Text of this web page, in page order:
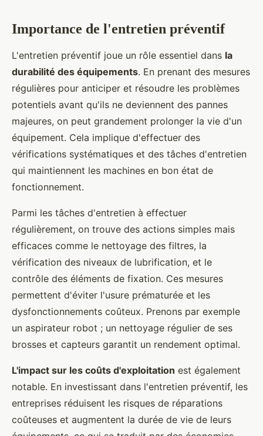
Importance de l'entretien préventif
L'entretien préventif joue un rôle essentiel dans la
durabilité des équipements. En prenant des mesures
régulières pour anticiper et résoudre les problèmes
potentiels avant qu'ils ne deviennent des pannes
majeures, on peut grandement prolonger la vie d'un
équipement. Cela implique d'effectuer des
vérifications systématiques et des tâches d'entretien
qui maintiennent les machines en bon état de
fonctionnement.
Parmi les tâches d'entretien à effectuer
régulièrement, on trouve des actions simples mais
efficaces comme le nettoyage des filtres, la
vérification des niveaux de lubrification, et le
contrôle des éléments de fixation. Ces mesures
permettent d'éviter l'usure prématurée et les
dysfonctionnements coûteux. Prenons par exemple
un aspirateur robot ; un nettoyage régulier de ses
brosses et capteurs garantit un rendement optimal.
L'impact sur les coûts d'exploitation est également
notable. En investissant dans l'entretien préventif, les
entreprises réduisent les risques de réparations
coûteuses et augmentent la durée de vie de leurs